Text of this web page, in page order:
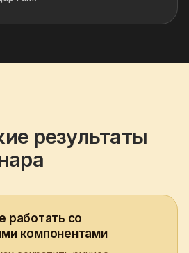
результаты
работать со
компонентами